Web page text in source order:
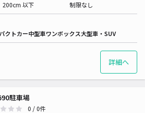
200cm 以下
制限なし
クトカー中型車ワンボックス大型車・SUV
詳細へ
駐車場
0 / 0件